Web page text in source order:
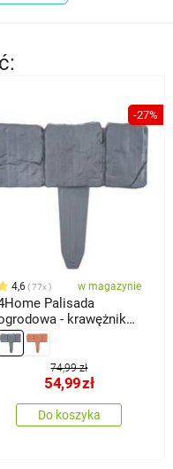
-27%
4,6 77x w magazynie
Palisada
- krawężnik
2,5 m
74,99 zł
54,99zł
Do koszyka